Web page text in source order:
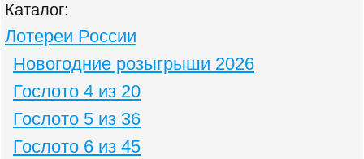
Каталог:
Лотереи России
Новогодние розыгрыши 2026
Гослото 4 из 20
Гослото 5 из 36
Гослото 6 из 45